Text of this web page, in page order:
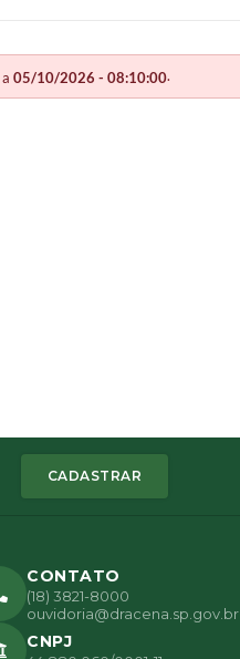
a 05/10/2026 - 08:10:00.
CADASTRAR
CONTATO
(18) 3821-8000
ouvidoria@dracena.sp.gov.br
CNPJ